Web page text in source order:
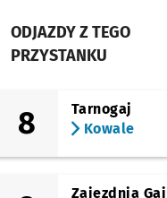
Oławska
(Szewska)
(Szewska)
Ossolineum
(Uniwersytecka)
ODJAZDY Z TEGO
PRZYSTANKU
8
Tarnogaj
Kowale
Zajezdnia Gaj